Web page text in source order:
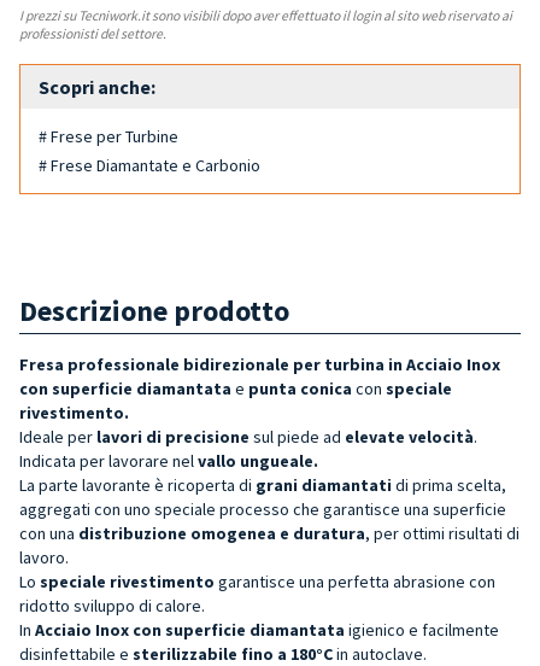
I prezzi su Tecniwork.it sono visibili dopo aver effettuato il login al sito web riservato ai
professionisti del settore.
Scopri anche:
# Frese per Turbine
# Frese Diamantate e Carbonio
Descrizione prodotto
Fresa professionale bidirezionale per turbina in Acciaio Inox
con superficie diamantata e punta conica con speciale
rivestimento.
Ideale per lavori di precisione sul piede ad elevate velocità.
Indicata per lavorare nel vallo ungueale.
La parte lavorante è ricoperta di grani diamantati di prima scelta,
aggregati con uno speciale processo che garantisce una superficie
con una distribuzione omogenea e duratura, per ottimi risultati di
lavoro.
Lo speciale rivestimento garantisce una perfetta abrasione con
ridotto sviluppo di calore.
In Acciaio Inox con superficie diamantata igienico e facilmente
disinfettabile e sterilizzabile fino a 180°Cin autoclave.